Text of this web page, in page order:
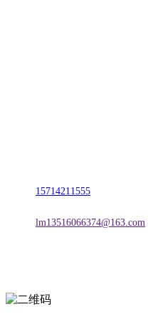
15714211555
lm13516066374@163.com